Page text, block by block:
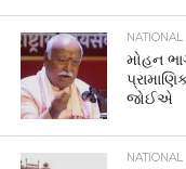
NATIONAL
મોહન
જોઈએ
NATIONAL